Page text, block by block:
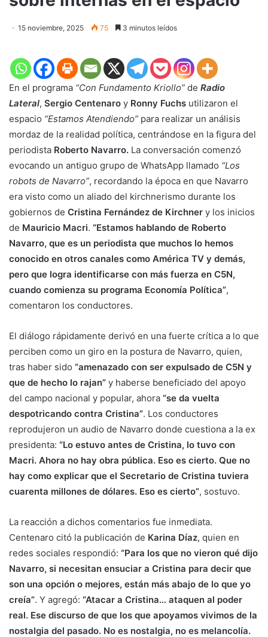
15 noviembre, 2025 75 3 minutos leídos
En el programa “Con Fundamento Kriollo” de Radio
Lateral, Sergio Centenaro y Ronny Fuchs utilizaron el
espacio “Estamos Atendiendo” para realizar un análisis
mordaz de la realidad política, centrándose en la figura del
periodista Roberto Navarro. La conversación comenzó
evocando un antiguo grupo de WhatsApp llamado “Los
robots de Navarro”, recordando la época en que Navarro
era visto como un aliado del kirchnerismo durante los
gobiernos de Cristina Fernández de Kirchner y los inicios
de Mauricio Macri. “Estamos hablando de Roberto
Navarro, que es un periodista que muchos lo hemos
conocido en otros canales como América TV y demás,
pero que logra identificarse con más fuerza en C5N,
cuando comienza su programa Economía Política”,
comentaron los conductores.
El diálogo rápidamente derivó en una fuerte crítica a lo que
perciben como un giro en la postura de Navarro, quien,
tras haber sido “amenazado con ser expulsado de C5N y
que de hecho lo rajan” y haberse beneficiado del apoyo
del campo nacional y popular, ahora “se da vuelta
despotricando contra Cristina”. Los conductores
reprodujeron un audio de Navarro donde cuestiona a la ex
presidenta: “Lo estuvo antes de Cristina, lo tuvo con
Macri. Ahora no hay obra pública. Eso es cierto. Que no
hay como explicar que el Secretario de Cristina tuviera
cuarenta millones de dólares. Eso es cierto”, sostuvo.
La reacción a dichos comentarios fue inmediata.
Centenaro citó la publicación de Karina Díaz, quien en
redes sociales respondió: “Para los que no vieron qué dijo
Navarro, si necesitan ensuciar a Cristina para decir que
son una opción o mejores, están más abajo de lo que yo
creía”. Y agregó: “Atacar a Cristina… ataquen al poder
real. Ese discurso de que los que apoyamos vivimos de la
nostalgia del pasado. No es nostalgia, no es melancolía.